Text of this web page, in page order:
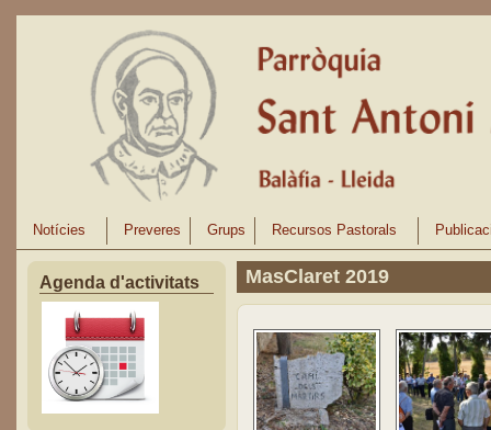
Notícies Preveres Grups Recursos Pastorals
Agenda d'activitats MasClaret 2019